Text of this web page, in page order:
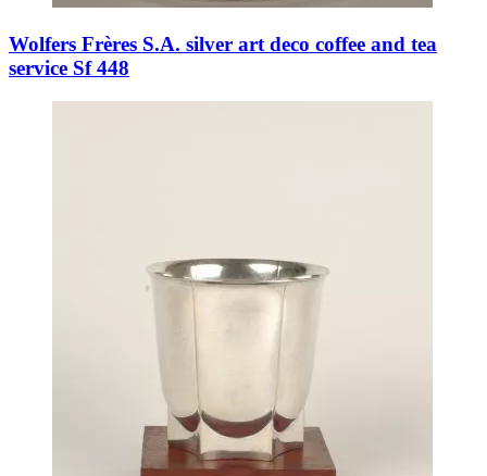
Wolfers Frères S.A. silver art deco coffee and tea
service Sf 448